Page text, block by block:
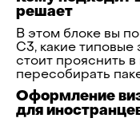
решает
В этом блоке вы
C3, какие типовые
стоит прояснить
пересобирать
Оформление
для